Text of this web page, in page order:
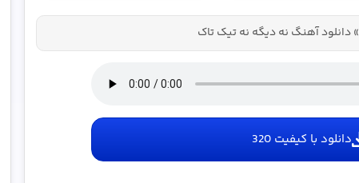
180 روزه فقط
600
هزارتومان!!
»دانلود آهنگ نه دیگه نه تیک تاک
دانلود با کیفیت 320